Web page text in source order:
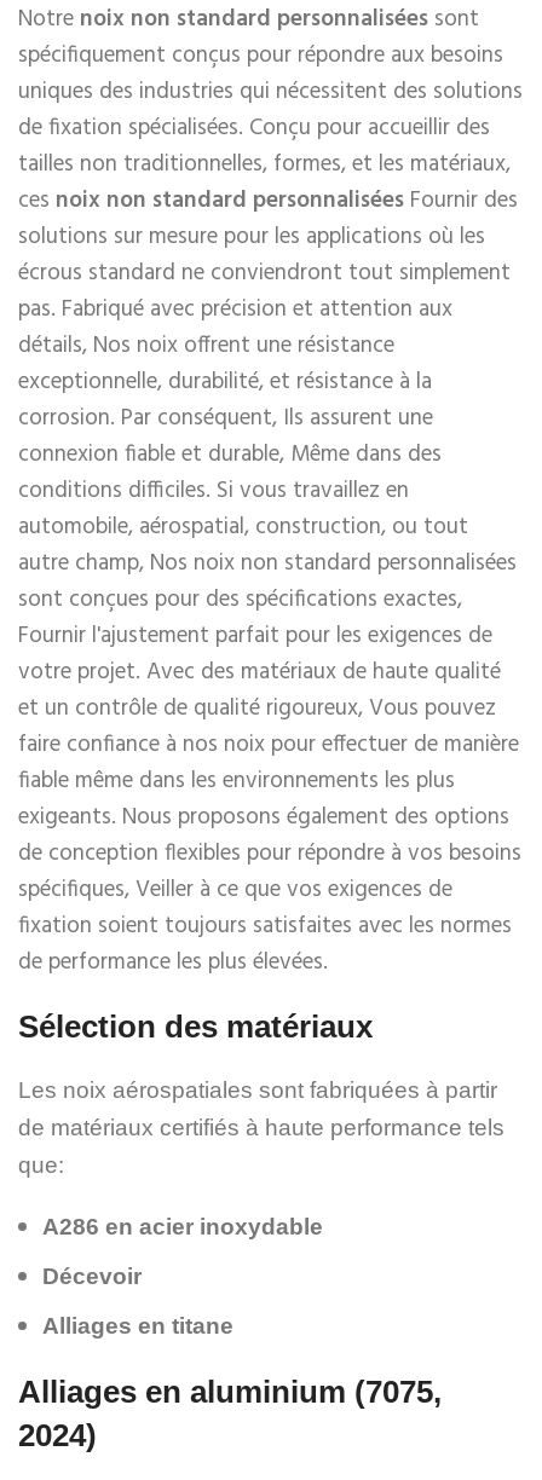
Notre noix non standard personnalisées sont
spécifiquement conçus pour répondre aux besoins
uniques des industries qui nécessitent des solutions
de fixation spécialisées. Conçu pour accueillir des
tailles non traditionnelles, formes, et les matériaux,
ces noix non standard personnalisées Fournir des
solutions sur mesure pour les applications où les
écrous standard ne conviendront tout simplement
pas. Fabriqué avec précision et attention aux
détails, Nos noix offrent une résistance
exceptionnelle, durabilité, et résistance à la
corrosion. Par conséquent, Ils assurent une
connexion fiable et durable, Même dans des
conditions difficiles. Si vous travaillez en
automobile, aérospatial, construction, ou tout
autre champ, Nos noix non standard personnalisées
sont conçues pour des spécifications exactes,
Fournir l'ajustement parfait pour les exigences de
votre projet. Avec des matériaux de haute qualité
et un contrôle de qualité rigoureux, Vous pouvez
faire confiance à nos noix pour effectuer de manière
fiable même dans les environnements les plus
exigeants. Nous proposons également des options
de conception flexibles pour répondre à vos besoins
spécifiques, Veiller à ce que vos exigences de
fixation soient toujours satisfaites avec les normes
de performance les plus élevées.
Sélection des matériaux
Les noix aérospatiales sont fabriquées à partir
de matériaux certifiés à haute performance tels
que:
A286 en acier inoxydable
Décevoir
Alliages en titane
Alliages en aluminium (7075,
2024)